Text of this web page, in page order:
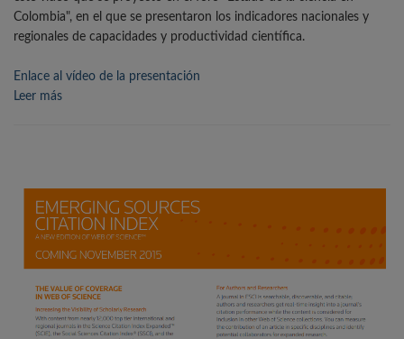
Colombia", en el que se presentaron los indicadores nacionales y
regionales de capacidades y productividad científica.
Enlace al vídeo de la presentación
Leer más